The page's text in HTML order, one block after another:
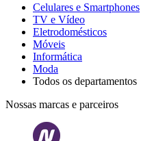
Celulares e Smartphones
TV e Vídeo
Eletrodomésticos
Móveis
Informática
Moda
Todos os departamentos
Nossas marcas e parceiros